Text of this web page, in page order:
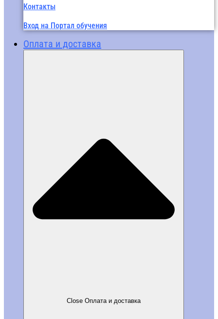
Контакты
Вход на Портал обучения
Оплата и доставка
Close Оплата и доставка